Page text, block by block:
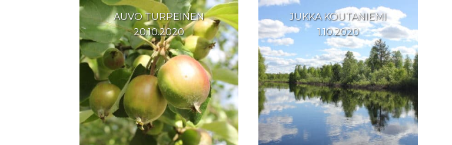
AUVO TURPEINEN
20.10.2020
JUKKA KOUTANIEMI
1.10.2020